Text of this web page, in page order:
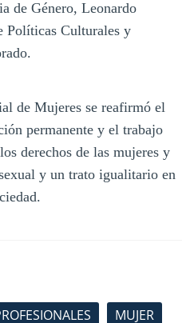
de Género, Leonardo
Políticas Culturales y
de Mujeres se reafirmó el
permanente y el trabajo
derechos de las mujeres y
y un trato igualitario en
MUJER